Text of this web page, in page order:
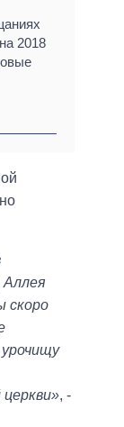
2018
Аллея
скоро
, -